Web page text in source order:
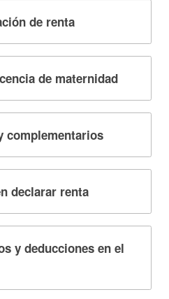
de renta
de maternidad
complementarios
declarar renta
y deducciones en el